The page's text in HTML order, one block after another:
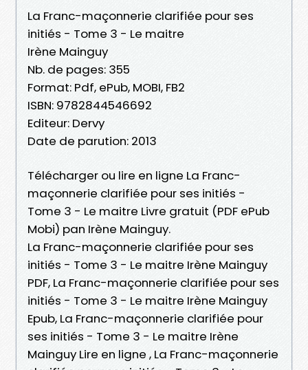
La Franc-maçonnerie clarifiée pour ses
initiés - Tome 3 - Le maitre
Irène Mainguy
Nb. de pages: 355
Format: Pdf, ePub, MOBI, FB2
ISBN: 9782844546692
Editeur: Dervy
Date de parution: 2013
Télécharger ou lire en ligne La Franc-
maçonnerie clarifiée pour ses initiés -
Tome 3 - Le maitre Livre gratuit (PDF ePub
Mobi) pan Irène Mainguy.
La Franc-maçonnerie clarifiée pour ses
initiés - Tome 3 - Le maitre Irène Mainguy
PDF, La Franc-maçonnerie clarifiée pour ses
initiés - Tome 3 - Le maitre Irène Mainguy
Epub, La Franc-maçonnerie clarifiée pour
ses initiés - Tome 3 - Le maitre Irène
Mainguy Lire en ligne , La Franc-maçonnerie